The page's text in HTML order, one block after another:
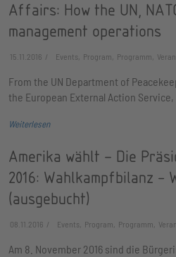
Affairs: How the UN,
management operations
15.11.2016 Events, Program, Programm,
From the UN Department of
the European External Action
Weiterlesen
Amerika wählt – Die
2016: Wahlkampfbilanz -
(ausgebucht)
08.11.2016 Events, Program, Programm,
Am 8. November 2016 sind die